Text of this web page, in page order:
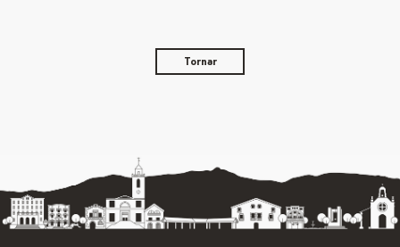
Tornar